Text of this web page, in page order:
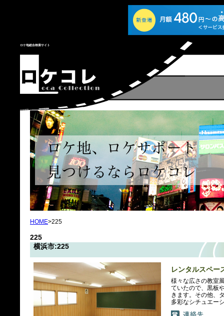
ロケ地総合検索サイト
HOME>225
225
横浜市:225
レンタルスペー
様々な広さの教室
ていたので、黒板
きます。その他、
多彩なシチュエー